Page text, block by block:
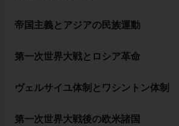
帝国主義とアジアの民族運動
第一次世界大戦とロシア革命
ヴェルサイユ体制とワシントン体制
第一次世界大戦後の欧米諸国